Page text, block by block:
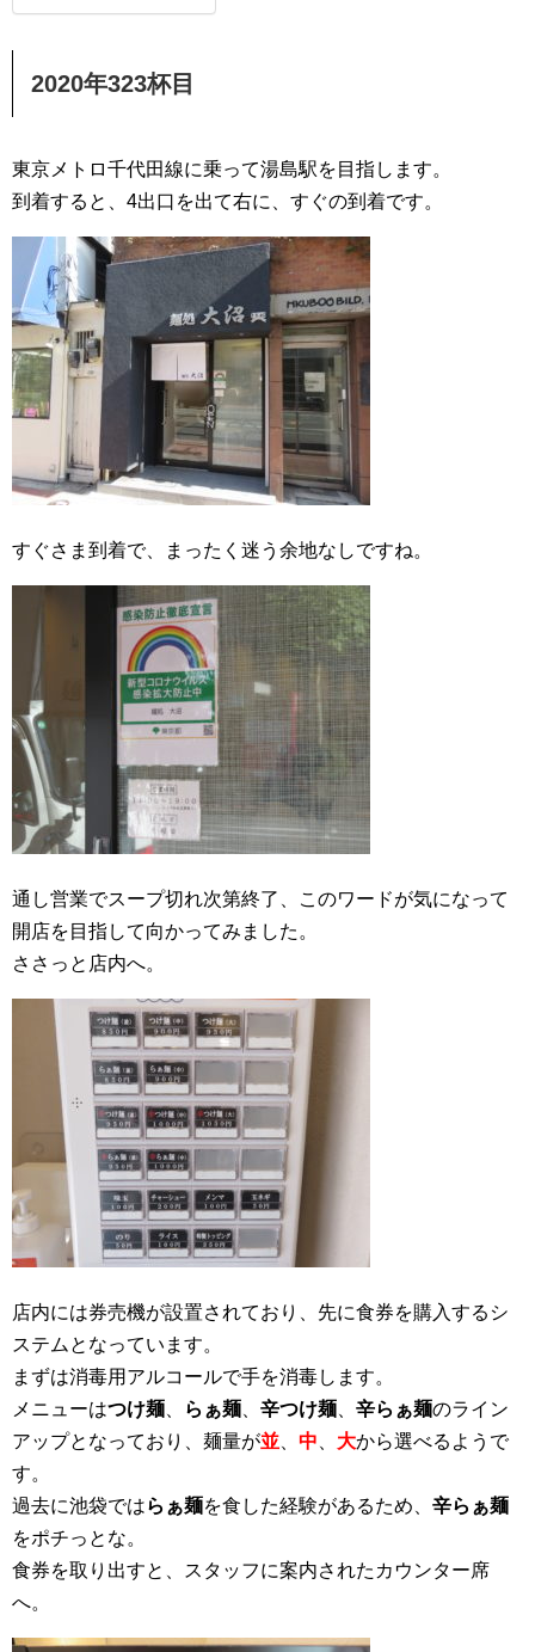
2020年323杯目
東京メトロ千代田線に乗って湯島駅を目指します。
到着すると、4出口を出て右に、すぐの到着です。
すぐさま到着で、まったく迷う余地なしですね。
通し営業でスープ切れ次第終了、このワードが気になって
開店を目指して向かってみました。
ささっと店内へ。
店内には券売機が設置されており、先に食券を購入するシ
ステムとなっています。
まずは消毒用アルコールで手を消毒します。
メニューはつけ麺 らぁ麺 辛つけ麺 辛らぁ麺のライン
アップとなっており、麺量が並 中 大から選べるようで
す。
過去に池袋ではらぁ麺を食した経験があるため、 辛らぁ麺
をポチっとな。
食券を取り出すと、スタッフに案内されたカウンター席
へ。